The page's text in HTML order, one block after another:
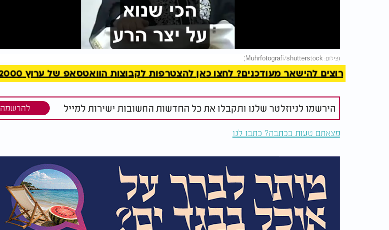
Video
(צילום: Muhrfotografi/shutterstock)
להמשך קריאה
רוצים להישאר מעודכנים? לחצו כאן להצטרפות לקבוצות הוואטסאפ של ערוץ 2000 >>>
הירשמו לניוזלטר שלנו ותקבלו את כל החדשות החשובות ישירות למייל להרשמה
מצאתם טעות בכתבה? כתבו לנו